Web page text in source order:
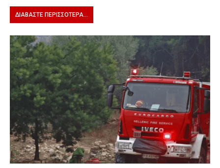
ΔΙΑΒΆΣΤΕ ΠΕΡΙΣΣΌΤΕΡΑ...